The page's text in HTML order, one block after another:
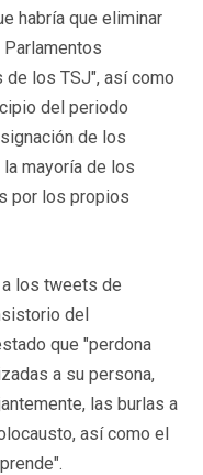
habría que eliminar
los TSJ", así como
del periodo
de los
mayoría de los
por los propios
los tweets de
del
que "perdona
a su persona,
las burlas a
así como el